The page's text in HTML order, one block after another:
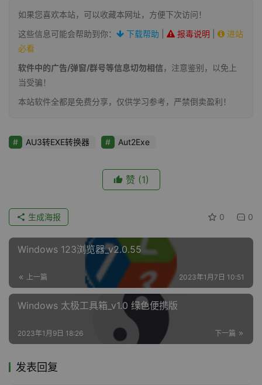
如果您喜欢本站，可以收藏本网址，方便下次访问！
这些信息可能会帮助到你：
下载帮助 报毒说明
进站
必看
软件中的广告/弹窗/群号等信息切勿相信，注意鉴别，以免上
当受骗！
本站软件全都是免费分享，仅供学习参考，严禁倒卖盈利！
AU3转EXE转换器 Aut2Exe
赞 (1)
0 0
生成海报
Windows 123浏览器_v2.0.55
上一篇 2023年1月7日 10:51
Windows 太极工具箱_v1.0 绿色便携版
下一篇
2023年1月9日 18:26
发表回复